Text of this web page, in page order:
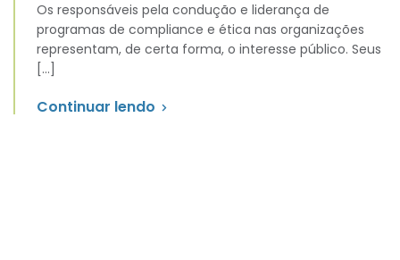
Os responsáveis pela condução e liderança de
programas de compliance e ética nas organizações
representam, de certa forma, o interesse público. Seus
[…]
Continuar lendo